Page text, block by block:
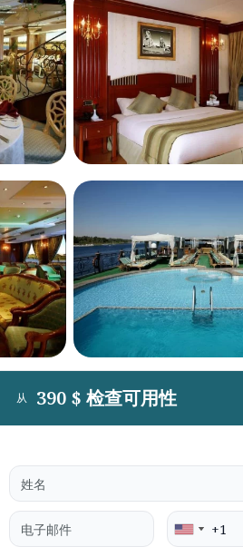
从 390 $ 检查可用性